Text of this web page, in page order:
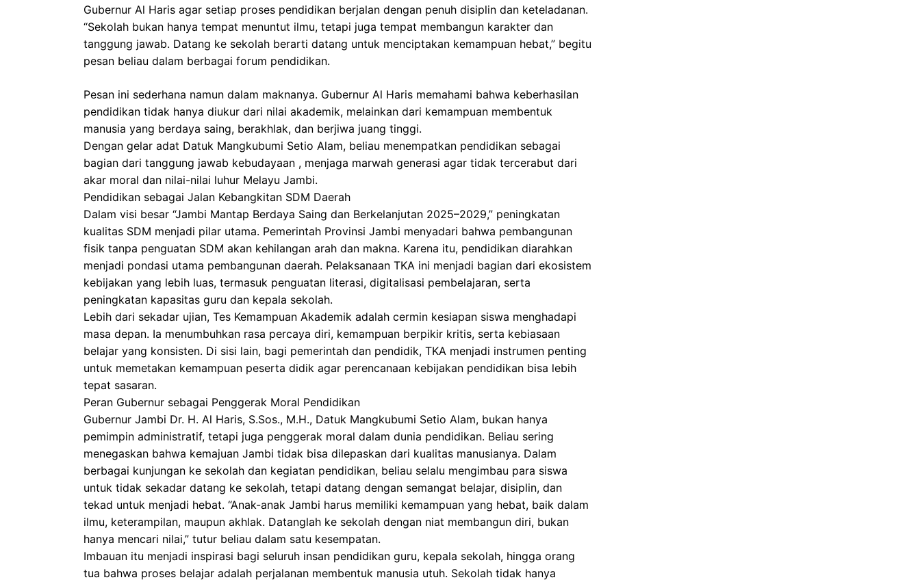
Gubernur Al Haris agar setiap proses pendidikan berjalan dengan penuh disiplin dan keteladanan.
“Sekolah bukan hanya tempat menuntut ilmu, tetapi juga tempat membangun karakter dan
tanggung jawab. Datang ke sekolah berarti datang untuk menciptakan kemampuan hebat,” begitu
pesan beliau dalam berbagai forum pendidikan.
Pesan ini sederhana namun dalam maknanya. Gubernur Al Haris memahami bahwa keberhasilan
pendidikan tidak hanya diukur dari nilai akademik, melainkan dari kemampuan membentuk
manusia yang berdaya saing, berakhlak, dan berjiwa juang tinggi.
Dengan gelar adat Datuk Mangkubumi Setio Alam, beliau menempatkan pendidikan sebagai
bagian dari tanggung jawab kebudayaan , menjaga marwah generasi agar tidak tercerabut dari
akar moral dan nilai-nilai luhur Melayu Jambi.
Pendidikan sebagai Jalan Kebangkitan SDM Daerah
Dalam visi besar “Jambi Mantap Berdaya Saing dan Berkelanjutan 2025–2029,” peningkatan
kualitas SDM menjadi pilar utama. Pemerintah Provinsi Jambi menyadari bahwa pembangunan
fisik tanpa penguatan SDM akan kehilangan arah dan makna. Karena itu, pendidikan diarahkan
menjadi pondasi utama pembangunan daerah. Pelaksanaan TKA ini menjadi bagian dari ekosistem
kebijakan yang lebih luas, termasuk penguatan literasi, digitalisasi pembelajaran, serta
peningkatan kapasitas guru dan kepala sekolah.
Lebih dari sekadar ujian, Tes Kemampuan Akademik adalah cermin kesiapan siswa menghadapi
masa depan. Ia menumbuhkan rasa percaya diri, kemampuan berpikir kritis, serta kebiasaan
belajar yang konsisten. Di sisi lain, bagi pemerintah dan pendidik, TKA menjadi instrumen penting
untuk memetakan kemampuan peserta didik agar perencanaan kebijakan pendidikan bisa lebih
tepat sasaran.
Peran Gubernur sebagai Penggerak Moral Pendidikan
Gubernur Jambi Dr. H. Al Haris, S.Sos., M.H., Datuk Mangkubumi Setio Alam, bukan hanya
pemimpin administratif, tetapi juga penggerak moral dalam dunia pendidikan. Beliau sering
menegaskan bahwa kemajuan Jambi tidak bisa dilepaskan dari kualitas manusianya. Dalam
berbagai kunjungan ke sekolah dan kegiatan pendidikan, beliau selalu mengimbau para siswa
untuk tidak sekadar datang ke sekolah, tetapi datang dengan semangat belajar, disiplin, dan
tekad untuk menjadi hebat. “Anak-anak Jambi harus memiliki kemampuan yang hebat, baik dalam
ilmu, keterampilan, maupun akhlak. Datanglah ke sekolah dengan niat membangun diri, bukan
hanya mencari nilai,” tutur beliau dalam satu kesempatan.
Imbauan itu menjadi inspirasi bagi seluruh insan pendidikan guru, kepala sekolah, hingga orang
tua bahwa proses belajar adalah perjalanan membentuk manusia utuh. Sekolah tidak hanya